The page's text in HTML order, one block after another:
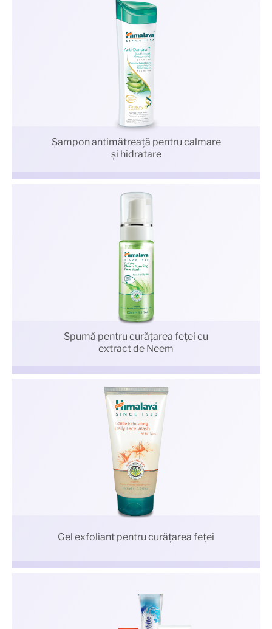
Şampon antimătreaţă pentru calmare
și hidratare
Spumă pentru curăţarea feţei cu
extract de Neem
Gel exfoliant pentru curăţarea feţei